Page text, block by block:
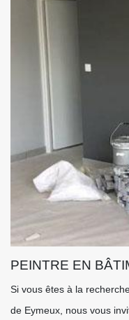
PEINTRE EN
Si vous êtes à la
de Eymeux, nous vous